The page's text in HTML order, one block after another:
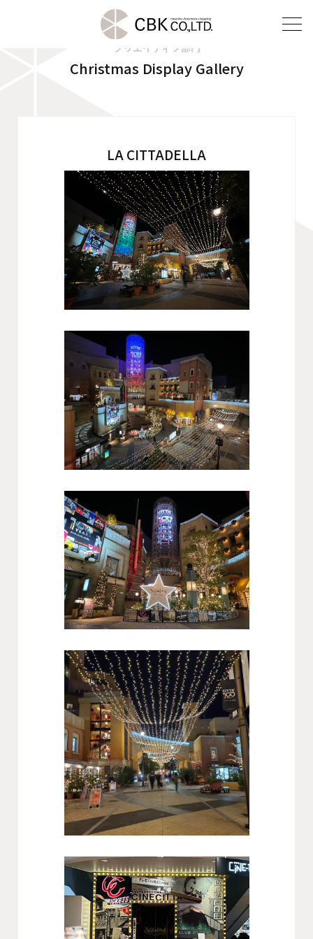
ビルメンテナンス部門
会社案内
ご挨拶
企業理念
役員一覧
組織図
グループ会社
アクセス
採用情報
協力会社・スタッフ募集
お問い合わせ
クリエイティブ部門
Christmas Display Gallery
LA CITTADELLA